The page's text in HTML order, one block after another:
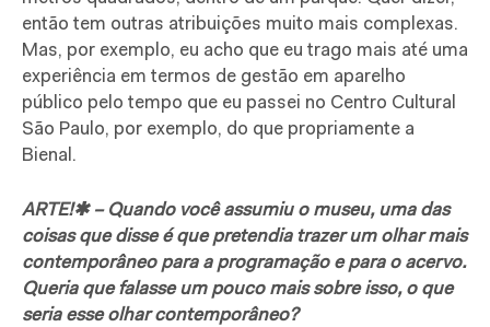
então tem outras atribuições muito mais complexas.
Mas, por exemplo, eu acho que eu trago mais até uma
experiência em termos de gestão em aparelho
público pelo tempo que eu passei no Centro Cultural
São Paulo, por exemplo, do que propriamente a
Bienal.
ARTE!✱ – Quando você assumiu o museu, uma das
coisas que disse é que pretendia trazer um olhar mais
contemporâneo para a programação e para o acervo.
Queria que falasse um pouco mais sobre isso, o que
seria esse olhar contemporâneo?